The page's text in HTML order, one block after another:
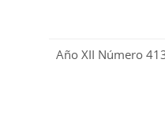
Año XII Número